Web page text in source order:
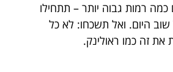
כמה רמות גבוה יותר – תתחילו
לצלם Time-Lapse שוב היום. ואל תשכחו: לא כל
זה כמו ראולינק.